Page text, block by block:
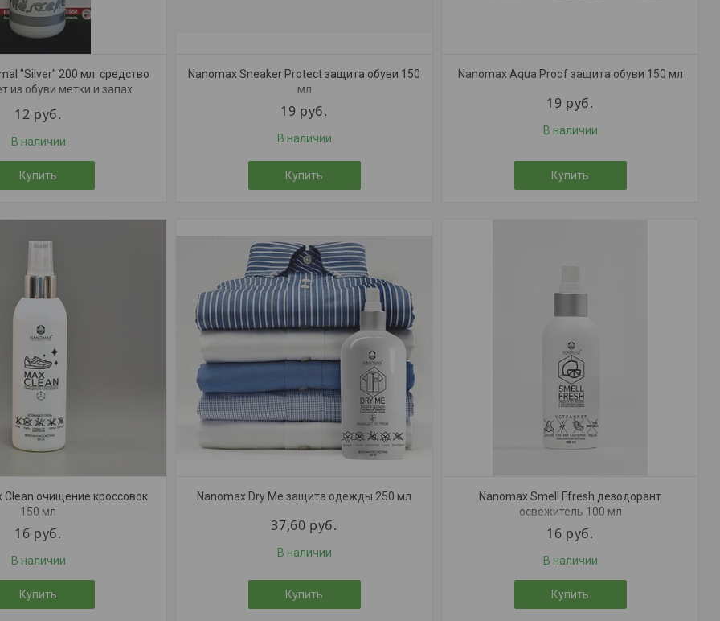
"Silver" 200 мл. средство
из обуви метки и запах
12 руб.
В наличии
Купить
Nanomax Sneaker Protect защита обуви 150
мл
19 руб.
В наличии
Купить
Nanomax Aqua Proof защита обуви 150 мл
19 руб.
В наличии
Купить
Clean очищение кроссовок
150 мл
16 руб.
В наличии
Купить
Nanomax Dry Me защита одежды 250 мл
37,60 руб.
В наличии
Купить
Nanomax Smell Ffresh дезодорант
освежитель 100 мл
16 руб.
В наличии
Купить